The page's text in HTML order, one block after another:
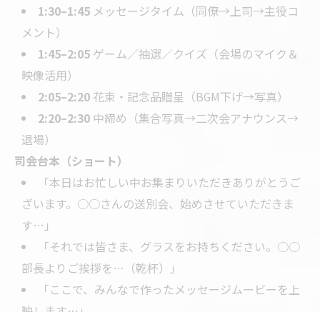
1:30–1:45メッセージタイム（同僚→上司→主役コ
メント）
1:45–2:05ゲーム／抽選／クイズ（会場のマイク＆
映像活用）
2:05–2:20花束・記念品贈呈（BGM下げ→写真）
2:20–2:30中締め（集合写真→二次会アナウンス→
退場）
司会台本（ショート）
「本日はお忙しい中お集まりいただきありがとうご
ざいます。○○さんの送別会、始めさせていただきま
す…」
「それでは皆さま、グラスをお持ちください。○○
部長よりご挨拶を…（乾杯）」
「ここで、みんなで作ったメッセージムービーを上